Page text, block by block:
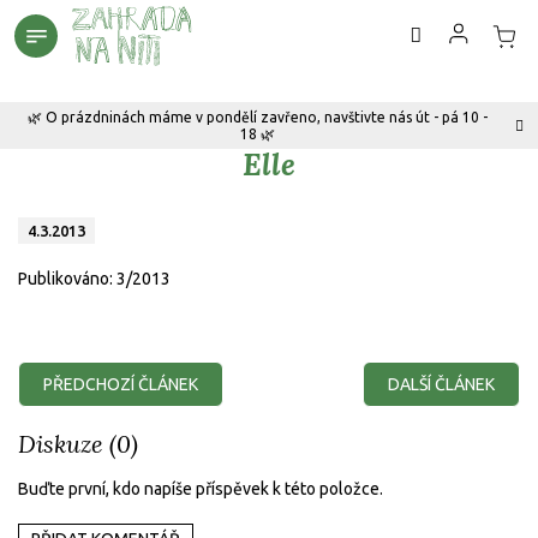
Přejít
na
🌿 O prázdninách máme v pondělí zavřeno, navštivte nás út - pá 10 -
18 🌿
Elle
4.3.2013
Publikováno: 3/2013
PŘEDCHOZÍ ČLÁNEK DALŠÍ ČLÁNEK
Diskuze (0)
Buďte první, kdo napíše příspěvek k této položce.